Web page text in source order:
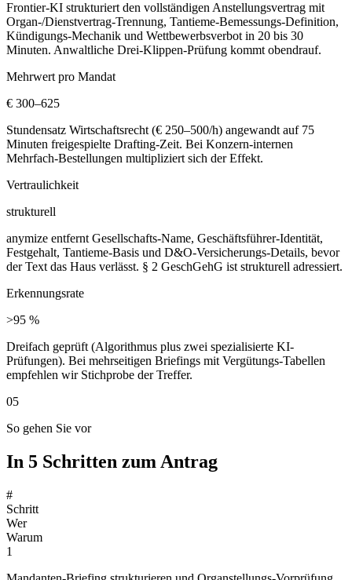
Frontier-KI strukturiert den vollständigen Anstellungsvertrag mit
Organ-/Dienstvertrag-Trennung, Tantieme-Bemessungs-Definition,
Kündigungs-Mechanik und Wettbewerbsverbot in 20 bis 30
Minuten. Anwaltliche Drei-Klippen-Prüfung kommt obendrauf.
Mehrwert pro Mandat
€ 300–625
Stundensatz Wirtschaftsrecht (€ 250–500/h) angewandt auf 75
Minuten freigespielte Drafting-Zeit. Bei Konzern-internen
Mehrfach-Bestellungen multipliziert sich der Effekt.
Vertraulichkeit
strukturell
anymize entfernt Gesellschafts-Name, Geschäftsführer-Identität,
Festgehalt, Tantieme-Basis und D&O-Versicherungs-Details, bevor
der Text das Haus verlässt. § 2 GeschGehG ist strukturell adressiert.
Erkennungsrate
>95 %
Dreifach geprüft (Algorithmus plus zwei spezialisierte KI-
Prüfungen). Bei mehrseitigen Briefings mit Vergütungs-Tabellen
empfehlen wir Stichprobe der Treffer.
05
So gehen Sie vor
In 5 Schritten zum Antrag
#
Schritt
Wer
Warum
1